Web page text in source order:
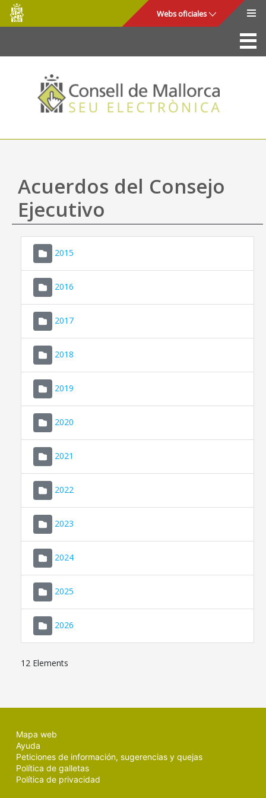
Saltar al contenido principal
Consell
de
Mallorca
Webs oficiales
La Sede
Consejo de Mallorca
Acceso y seguridad
Utilidades
Mapa web
Ayuda
Acuerdos del Consejo
Ejecutivo
2015
2016
2017
2018
2019
2020
2021
2022
2023
2024
2025
2026
12 Elements
Mapa web
Ayuda
Peticiones de información, sugerencias y quejas
Política de galletas
Política de privacidad